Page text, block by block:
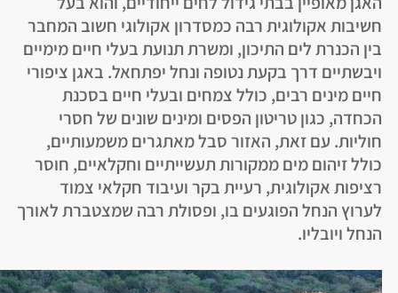
חשיבות אקולוגית רבה כמסדרון אקולוגי חשוב המחבר
בין הכנרת לים התיכון, ומשרת תנועת בעלי חיים מימיים
ויבשתיים דרך בקעת נטופה ונחל יפתחאל. באגן ציפורי
חיים מינים רבים, כולל צמחים ובעלי חיים בסכנת
הכחדה, כגון טריטון הפסים ומינים שונים של חסרי
חוליות. עם זאת, האזור סבל מאתגרים משמעותיים,
כולל זיהום מים ממקורות תעשייתיים וחקלאיים, חוסר
רציפות אקולוגית, רעיית בקר ועיבוד חקלאי צמוד
לערוץ הנחל הפוגעים בו, ופסולת רבה שמצטברת לאורך
הנחל ויובליו.